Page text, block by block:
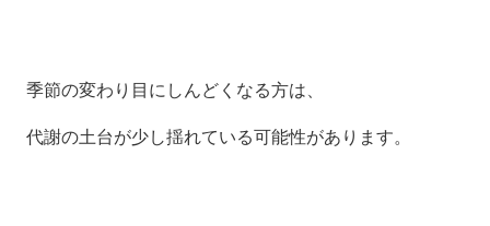
季節の変わり目にしんどくなる方は、
代謝の土台が少し揺れている可能性があります。